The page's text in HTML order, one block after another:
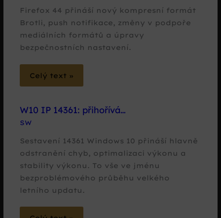
Firefox 44 přináší nový kompresní formát
Brotli, push notifikace, změny v podpoře
mediálních formátů a úpravy
bezpečnostních nastavení.
Celý text »
W10 IP 14361: přihořívá…
SW
Sestavení 14361 Windows 10 přináší hlavně
odstranění chyb, optimalizaci výkonu a
stability výkonu. To vše ve jménu
bezproblémového průběhu velkého
letního updatu.